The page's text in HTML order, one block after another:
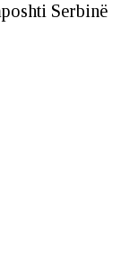
Serbinë